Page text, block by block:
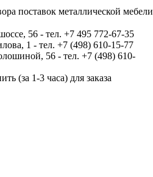
поставок металлической мебели
56 - тел. +7 495 772-67-35
1 - тел. +7 (498) 610-15-77
56 - тел. +7 (498) 610-
(за 1-3 часа) для заказа